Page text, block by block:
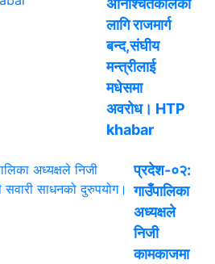
लागि राजमार्ग
बन्द,संघीय
मन्त्रीलाई
मधेसमा
अवरोध। HTP
khabar
प्रदेश-०२:
गाउँपालिका
अध्यक्षले
निजी
कामकाजमा